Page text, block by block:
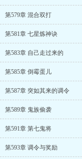
第579章 混合双打
第581章 七星炼神诀
第583章 自己走过来的
第585章 倒霉蛋儿
第587章 突如其来的调令
第589章 鬼族偷袭
第591章 第七鬼将
第593章 调令与奖励